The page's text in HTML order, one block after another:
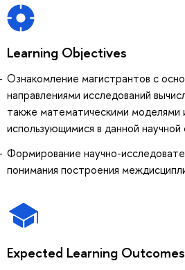
Learning Objectives
Ознакомление магистрантов с
направлениями исследований
также математическими моделями
использующимися в данной научной
Формирование научно-
понимания построения
Expected Learning Outcomes